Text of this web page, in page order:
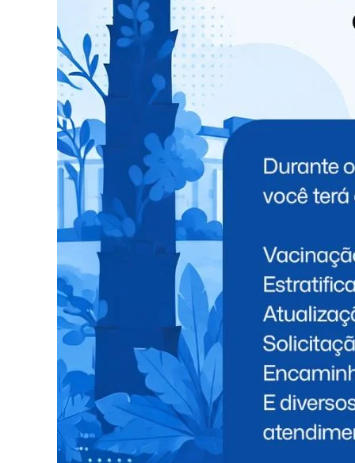
TÓPICOS RELACIONADOS: NEW
NÃO PERCA
PRF apreende veículo carregado com
maconha na BR-277; casal foi preso
VOCÊ
Operação integrada apreende mais de
830 quilos de maconha e arma de fogo
em Medianeira
UDC entrega
Pesquisas
Amizade e da